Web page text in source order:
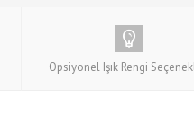
Opsiyonel Işık Rengi